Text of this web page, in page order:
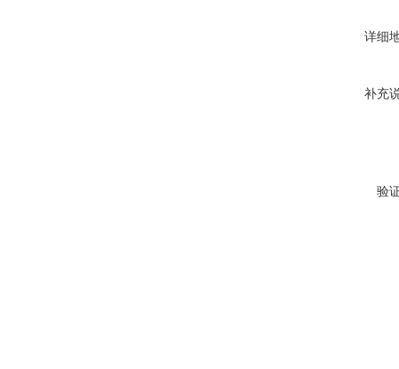
详细
补充
验